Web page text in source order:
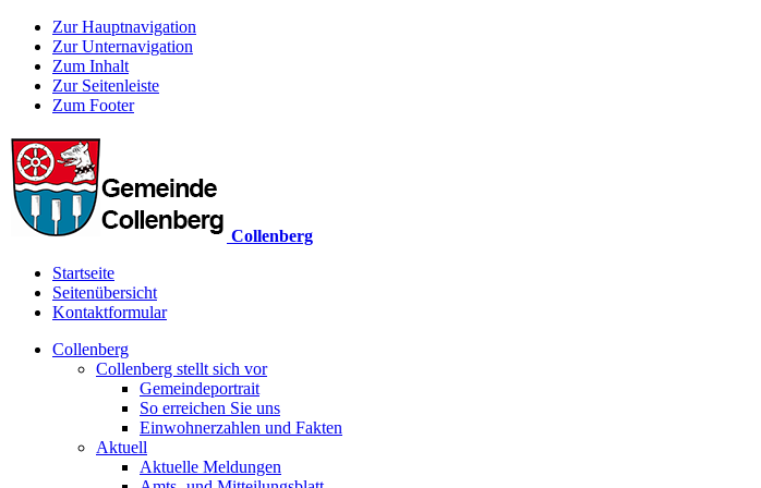
Zur Hauptnavigation
Zur Unternavigation
Zum Inhalt
Zur Seitenleiste
Zum Footer
Collenberg
Startseite
Seitenübersicht
Kontaktformular
Collenberg
Collenberg stellt sich vor
Gemeindeportrait
So erreichen Sie uns
Einwohnerzahlen und Fakten
Aktuell
Aktuelle Meldungen